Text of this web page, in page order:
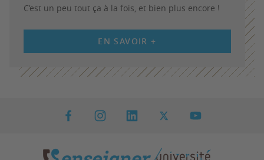
C’est un peu tout ça à la fois, et bien plus encore !
EN SAVOIR +